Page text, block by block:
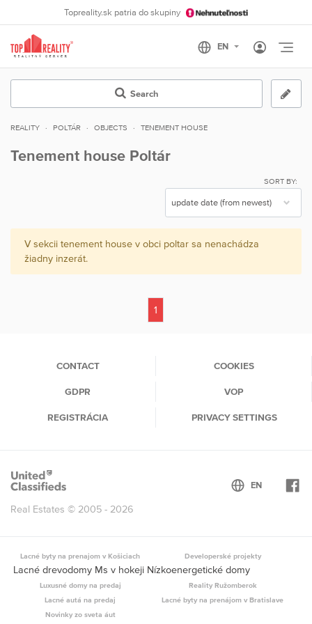
Topreality.sk patria do skupiny
Search
REALITY POLTÁR OBJECTS TENEMENT HOUSE
Tenement house Poltár
SORT BY:
V sekcii tenement house v obci poltar sa nenachádza
žiadny inzerát.
1
CONTACT COOKIES
GDPR VOP
REGISTRÁCIA PRIVACY SETTINGS
Real Estates © 2005 - 2026
Lacné byty na prenajom v Košiciach Developerské projekty
Lacné drevodomy Ms v hokeji Nízkoenergetické domy
Luxusné domy na predaj
Reality Ružomberok
Lacné autá na predaj
Lacné byty na prenájom v Bratislave
Novinky zo sveta áut